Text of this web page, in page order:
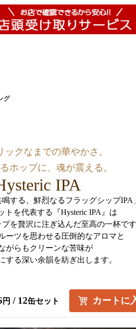
グ
ックなまでの華やかさ。
ホップに、魂が震える。
IPA
鳴する、鮮烈なるフラッグシップIPA」
トを代表する『Hysteric IPA』は
を贅沢に注ぎ込んだ至高の一杯です
ーツを思わせる圧倒的なアロマと
がらもクリーンな苦味が
する深い余韻を紡ぎ出します。
円 / 12缶セット カートに